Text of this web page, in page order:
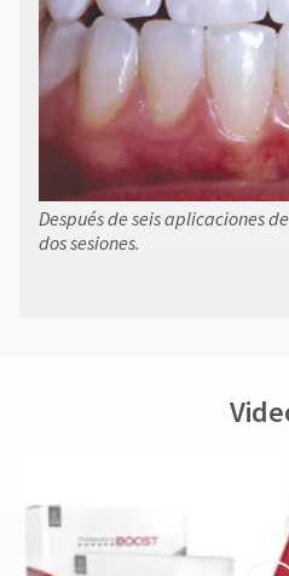
Después de seis aplicaciones
dos sesiones.